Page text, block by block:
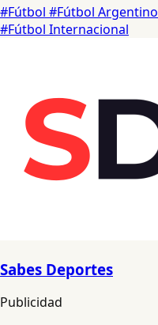
#Fútbol #Fútbol Argentino
#Fútbol Internacional
Sabes Deportes
Publicidad